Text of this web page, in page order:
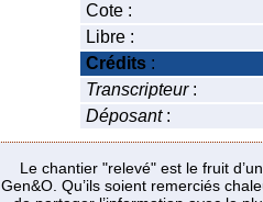
Cote :
Libre :
Crédits :
Transcripteur:
Déposant:
Le chantier "relevé" est le fruit
Gen&O. Qu’ils soient remerciés